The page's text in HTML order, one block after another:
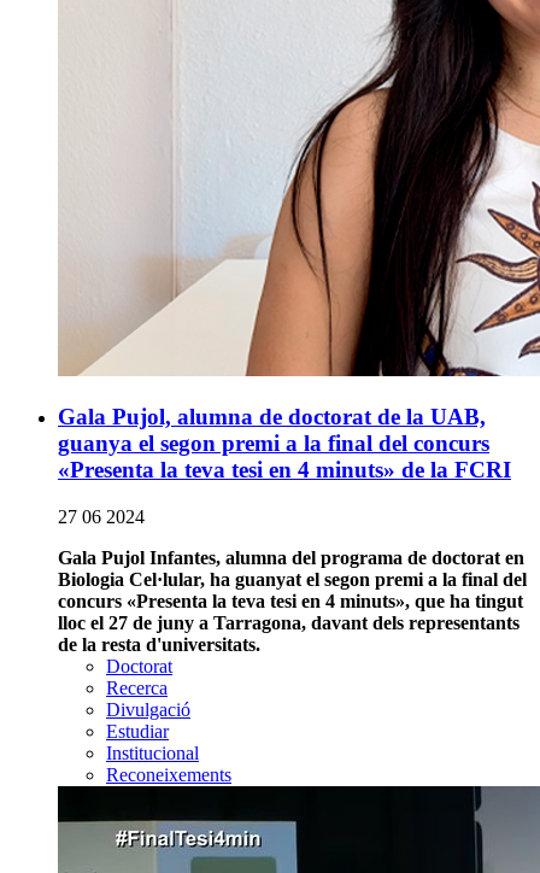
Gala Pujol, alumna de doctorat de la UAB,
guanya el segon premi a la final del concurs
«Presenta la teva tesi en 4 minuts» de la FCRI
27 06 2024
Gala Pujol Infantes, alumna del programa de doctorat en
Biologia Cel·lular, ha guanyat el segon premi a la final del
concurs «Presenta la teva tesi en 4 minuts», que ha tingut
lloc el 27 de juny a Tarragona, davant dels representants
de la resta d'universitats.
Doctorat
Recerca
Divulgació
Estudiar
Institucional
Reconeixements